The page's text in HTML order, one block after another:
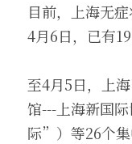
目前，上海无
4月6日，已有
至4月5日，上
馆---上海新国
际”）等26个集